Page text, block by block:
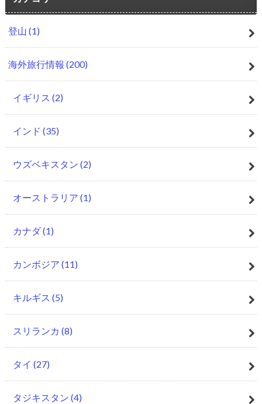
登山 (1)
海外旅行情報 (200)
イギリス (2)
インド (35)
ウズベキスタン (2)
オーストラリア (1)
カナダ(1)
カンボジア (11)
キルギス (5)
スリランカ (8)
タイ (27)
タジキスタン (4)